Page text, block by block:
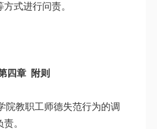
式进行问责。
四章 附则
院教职工师德失范行为的调
。